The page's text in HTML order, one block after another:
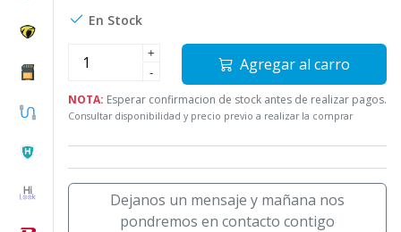
En Stock
+
-
Agregar al carro
NOTA: Esperar confirmacion de stock antes de realizar pagos.
Consultar disponibilidad y precio previo a realizar la comprar
Dejanos un mensaje y mañana nos
pondremos en contacto contigo